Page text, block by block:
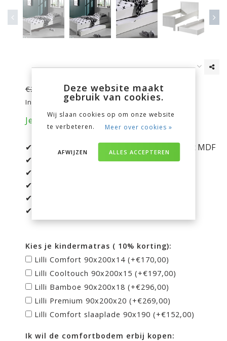
€297,00 €259,00
Incl. btw
Je bespaart nu 38 euro op je aankoop!
✔ Gemaakt van massief grenen en wit gelakt MDF
✔ Matrasmaat 90x200 cm
✔ Tijdloos design
✔ Duurzaam en onderhoudsvriendelijk
✔ Uit te breiden met andere meubels
✔ Exclusief lattenbodem
Kies je kindermatras ( 10% korting):
Lilli Comfort 90x200x14 (+€170,00)
Lilli Cooltouch 90x200x15 (+€197,00)
Lilli Bamboe 90x200x18 (+€296,00)
Lilli Premium 90x200x20 (+€269,00)
Lilli Comfort slaaplade 90x190 (+€152,00)
Ik wil de comfortbodem erbij kopen:
Deze website maakt
gebruik van cookies.
Wij slaan cookies op om onze website
te verbeteren.
Meer over cookies »
ALLES ACCEPTEREN
AFWIJZEN